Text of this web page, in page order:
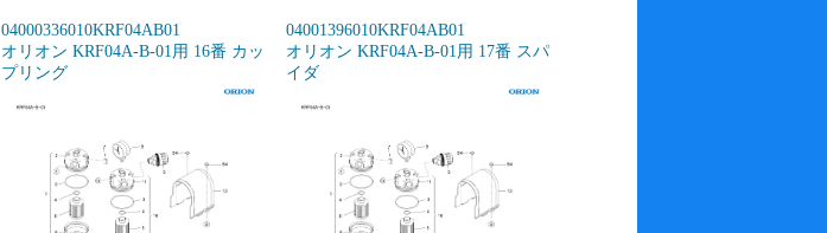
04000336010KRF04AB01
オリオン KRF04A-B-01用 16番 カッ
プリング
04001396010KRF04AB01
オリオン KRF04A-B-01用 17番 スパ
イダ